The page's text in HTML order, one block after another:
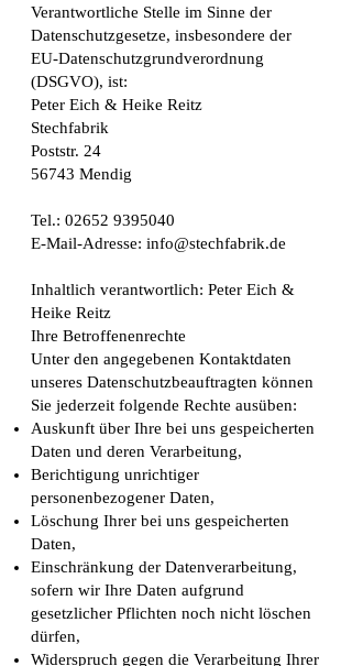
Verantwortliche Stelle im Sinne der
Datenschutzgesetze, insbesondere der
EU-Datenschutzgrundverordnung
(DSGVO), ist:
Peter Eich & Heike Reitz
Stechfabrik
Poststr. 24
56743 Mendig
Tel.: 02652 9395040
E-Mail-Adresse: info@stechfabrik.de
Inhaltlich verantwortlich: Peter Eich &
Heike Reitz
Ihre Betroffenenrechte
Unter den angegebenen Kontaktdaten
unseres Datenschutzbeauftragten können
Sie jederzeit folgende Rechte ausüben:
Auskunft über Ihre bei uns gespeicherten
Daten und deren Verarbeitung,
Berichtigung unrichtiger
personenbezogener Daten,
Löschung Ihrer bei uns gespeicherten
Daten,
Einschränkung der Datenverarbeitung,
sofern wir Ihre Daten aufgrund
gesetzlicher Pflichten noch nicht löschen
dürfen,
Widerspruch gegen die Verarbeitung Ihrer